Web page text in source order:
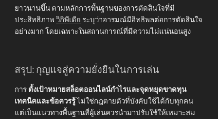
ยาวนานขึ้น ตามหลักการพื้นฐานของการตัดสินใจที่มี
ประสิทธิภาพ วิกิพีเดีย ระบุว่าอารมณ์มีอิทธิพลต่อการตัดสินใจ
อย่างมาก โดยเฉพาะในสถานการณ์ที่มีความไม่แน่นอนสูง
สรุป: กุญแจสู่ความยั่งยืนในการเล่น
การ ตั้งเป้าหมายสล็อตออนไลน์กำไรและจุดหยุดขาดทุน
เทคนิคและข้อควรรู้ไม่ใช่กฎตายตัวที่บังคับใช้ได้กับทุกคน
แต่เป็นแนวทางพื้นฐานที่ผู้เล่นควรนำมาปรับใช้ให้เหมาะสม